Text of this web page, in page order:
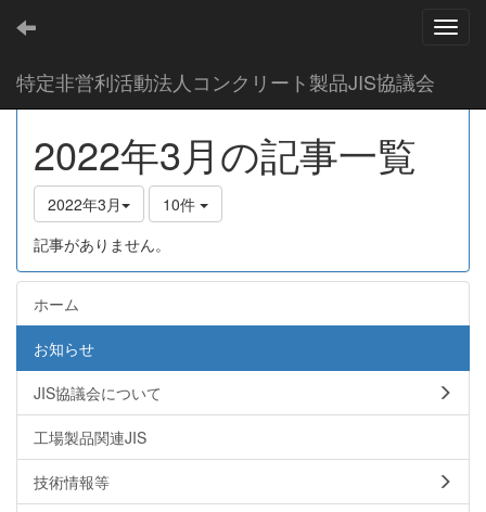
特定非営利活動法人コンクリート製品JIS協議会
協議会からのお知らせ
2022年3月の記事一覧
2022年3月
10件
記事がありません。
ホーム
お知らせ
JIS協議会について
工場製品関連JIS
技術情報等